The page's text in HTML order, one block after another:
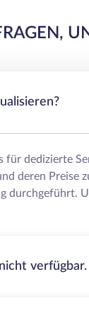
dedizierte
deren Preise
durchgeführt.